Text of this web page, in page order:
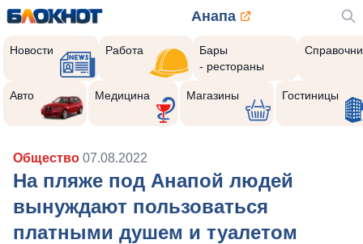
Анапа
Новости Работа
Бары
- рестораны
Авто Медицина Магазины Гостиницы
Общество 07.08.2022
На пляже под Анапой людей
вынуждают пользоваться
платными душем и туалетом